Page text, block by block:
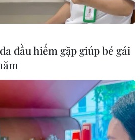
mềm' nhân quyền:
'sân chơi lớn'
đầu hiếm gặp giúp bé gái